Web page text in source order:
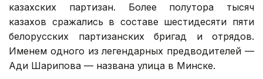
казахских партизан. Более полутора тысяч
казахов сражались в составе шестидесяти пяти
белорусских партизанских бригад и отрядов.
Именем одного из легендарных предводителей —
Ади Шарипова — названа улица в Минске.